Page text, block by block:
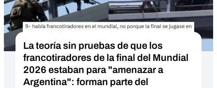
La teoría sin pruebas de que los
francotiradores de la final del Mundial
2026 estaban para "amenazar a
Argentina": forman parte del